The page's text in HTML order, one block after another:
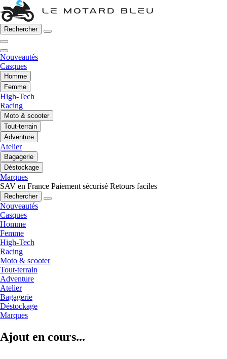
Rechercher
Nouveautés
Casques
Homme
Femme
High-Tech
Racing
Moto & scooter
Tout-terrain
Adventure
Atelier
Bagagerie
Déstockage
Marques
SAV en France Paiement sécurisé Retours faciles
Rechercher
Nouveautés
Casques
Homme
Femme
High-Tech
Racing
Moto & scooter
Tout-terrain
Adventure
Atelier
Bagagerie
Déstockage
Marques
Ajout en cours...